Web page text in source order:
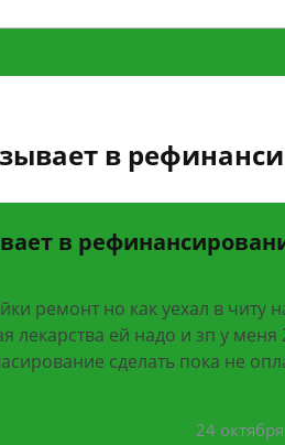
в
в
ремонт но как уехал в читу
лекарства ей надо и зп у меня
сделать пока не
24